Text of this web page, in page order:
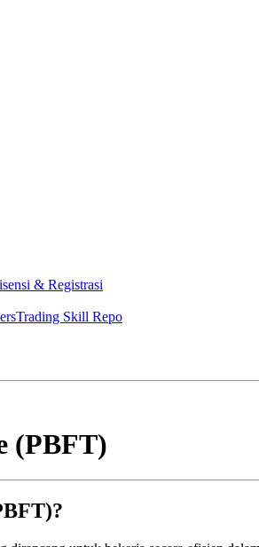
& Registrasi
Trading Skill Repo
(PBFT)